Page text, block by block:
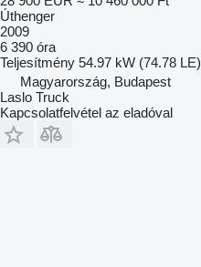
Úthenger
2009
6 390 óra
Teljesítmény 54.97 kW (74.78 LE)
Magyarország, Budapest
Laslo Truck
Kapcsolatfelvétel az eladóval